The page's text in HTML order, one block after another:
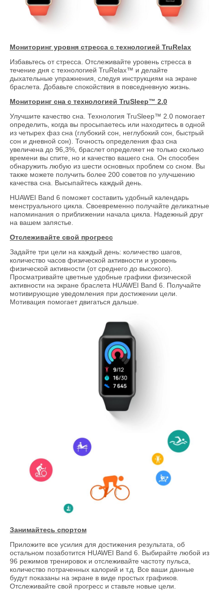
Мониторинг уровня стресса с технологией TruRelax
Избавьтесь от стресса. Отслеживайте уровень стресса в
течение дня с технологией TruRelax™ и делайте
дыхательные упражнения, следуя инструкциям на экране
браслета. Добавьте спокойствия в повседневную жизнь.
Мониторинг сна с технологией TruSleep™ 2.0
Улучшите качество сна. Технология TruSleep™ 2.0 помогает
определить, когда вы просыпаетесь или находитесь в одной
из четырех фаз сна (глубокий сон, неглубокий сон, быстрый
сон и дневной сон). Точность определения фаз сна
увеличена до 96,3%, браслет определяет не только сколько
времени вы спите, но и качество вашего сна. Он способен
обнаружить любую из шести основных проблем со сном. Вы
также можете получить более 200 советов по улучшению
качества сна. Высыпайтесь каждый день.
HUAWEI Band 6 поможет составить удобный календарь
менструального цикла. Своевременно получайте деликатные
напоминания о приближении начала цикла. Надежный друг
на вашем запястье.
Отслеживайте свой прогресс
Задайте три цели на каждый день: количество шагов,
количество часов физической активности и уровень
физической активности (от среднего до высокого).
Просматривайте цветные удобные графики физической
активности на экране браслета HUAWEI Band 6. Получайте
мотивирующие уведомления при достижении цели.
Мотивация помогает двигаться дальше.
Занимайтесь спортом
Приложите все усилия для достижения результата, об
остальном позаботится HUAWEI Band 6. Выбирайте любой из
96 режимов тренировок и отслеживайте частоту пульса,
количество потраченных калорий и т.д. Все ваши данные
будут показаны на экране в виде простых графиков.
Отслеживайте свой прогресс и ставьте новые цели.